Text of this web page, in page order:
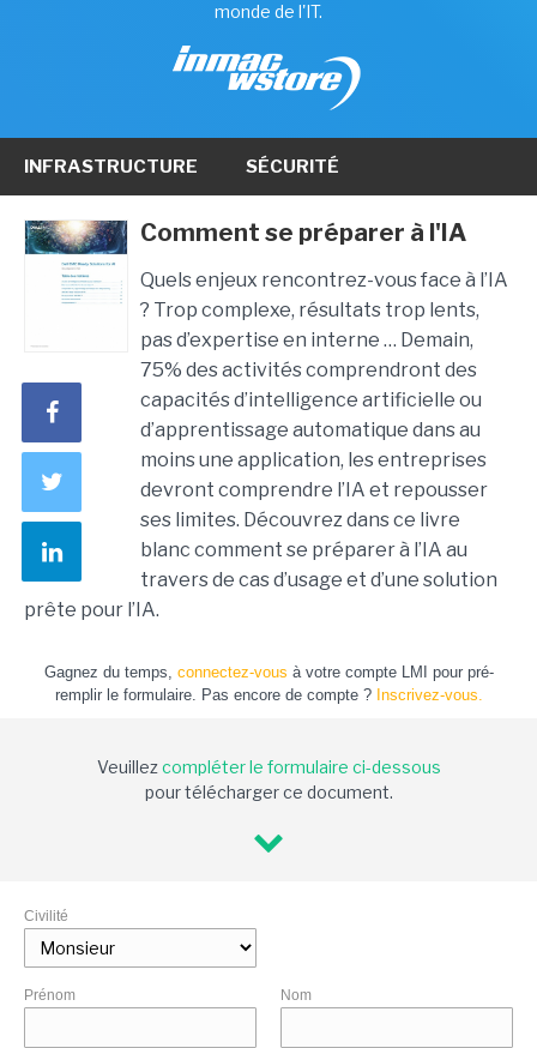
monde de l'IT.
INFRASTRUCTURE SÉCURITÉ
Comment se préparer à l'IA
Quels enjeux rencontrez-vous face à l’IA
? Trop complexe, résultats trop lents,
pas d’expertise en interne … Demain,
75% des activités comprendront des
capacités d’intelligence artificielle ou
d’apprentissage automatique dans au
moins une application, les entreprises
devront comprendre l’IA et repousser
ses limites. Découvrez dans ce livre
blanc comment se préparer à l’IA au
travers de cas d’usage et d’une solution
prête pour l’IA.
Gagnez du temps, connectez-vous à votre compte LMI pour pré-
remplir le formulaire. Pas encore de compte ? Inscrivez-vous.
Veuillezcompléter le formulaire ci-dessous
pour télécharger ce document.
Civilité
Prénom Nom